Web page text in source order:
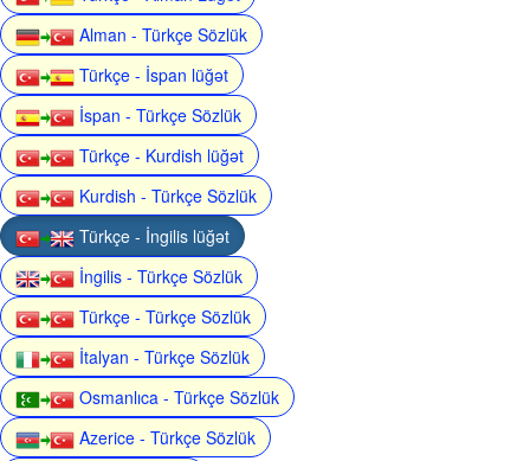
Alman - Türkçe Sözlük
Türkçe - İspan lüğət
İspan - Türkçe Sözlük
Türkçe - Kurdish lüğət
Kurdish - Türkçe Sözlük
Türkçe - İngilis lüğət
İngilis - Türkçe Sözlük
Türkçe - Türkçe Sözlük
İtalyan - Türkçe Sözlük
Osmanlıca - Türkçe Sözlük
Azerice - Türkçe Sözlük